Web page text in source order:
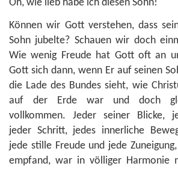
Oh, wie lieb habe ich diesen Sohn!
Können wir Gott verstehen, dass
Sohn jubelte? Schauen wir doch
Wie wenig Freude hat Gott oft an
Gott sich dann, wenn Er auf seinen
die Lade des Bundes sieht, wie
auf der Erde war und doch
vollkommen. Jeder seiner Blicke,
jeder Schritt, jedes innerliche
jede stille Freude und jede
empfand, war in völliger Harmonie